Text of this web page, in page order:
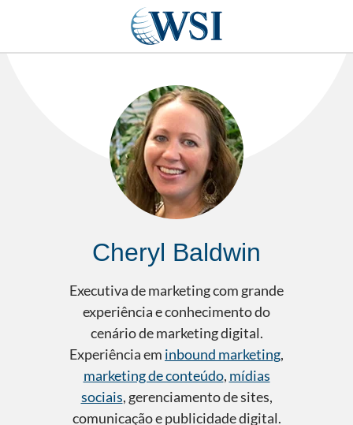
Cheryl Baldwin
Executiva de marketing com grande
experiência e conhecimento do
cenário de marketing digital.
Experiência em inbound marketing,
marketing de conteúdo, mídias
sociais, gerenciamento de sites,
comunicação e publicidade digital.